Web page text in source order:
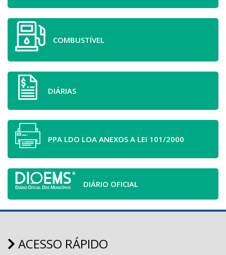
COMBUSTÍVEL
DIÁRIAS
PPA LDO LOA ANEXOS A LEI 101/2000
DIÁRIO OFICIAL
ACESSO RÁPIDO